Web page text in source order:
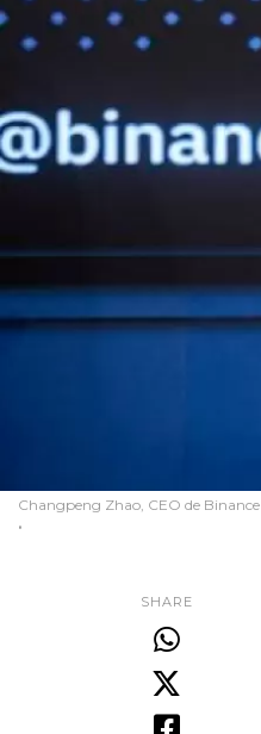
Changpeng Zhao, CEO de Binance
.
SHARE